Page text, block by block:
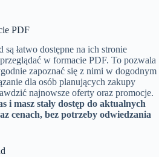
PDF
łatwo dostępne na ich stronie
w formacie PDF. To pozwala
zapoznać się z nimi w dogodnym
dla osób planujących zakupy
najnowsze oferty oraz promocje.
i masz stały dostęp do aktualnych
cenach, bez potrzeby odwiedzania